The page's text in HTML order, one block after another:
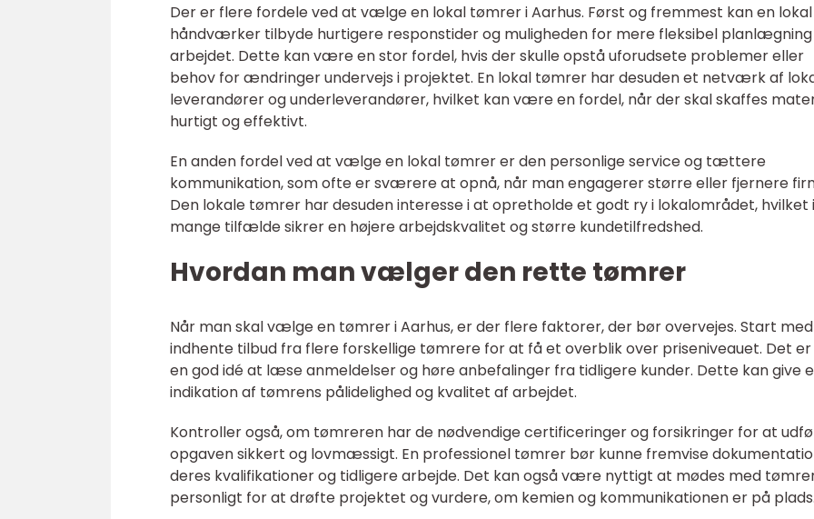
Der er flere fordele ved at vælge en lokal tømrer i Aarhus. Først og fremmest kan en lokal
håndværker tilbyde hurtigere responstider og muligheden for mere fleksibel
arbejdet. Dette kan være en stor fordel, hvis der skulle opstå uforudsete problemer eller
behov for ændringer undervejs i projektet. En lokal tømrer har desuden et netværk af
leverandører og underleverandører, hvilket kan være en fordel, når der skal skaffes
hurtigt og effektivt.
En anden fordel ved at vælge en lokal tømrer er den personlige service og tættere
kommunikation, som ofte er sværere at opnå, når man engagerer større eller fjernere
Den lokale tømrer har desuden interesse i at opretholde et godt ry i lokalområdet, hvilket i
mange tilfælde sikrer en højere arbejdskvalitet og større kundetilfredshed.
Hvordan man vælger den rette tømrer
Når man skal vælge en tømrer i Aarhus, er der flere faktorer, der bør overvejes. Start
indhente tilbud fra flere forskellige tømrere for at få et overblik over priseniveauet. Det er
en god idé at læse anmeldelser og høre anbefalinger fra tidligere kunder. Dette kan give
indikation af tømrens pålidelighed og kvalitet af arbejdet.
Kontroller også, om tømreren har de nødvendige certificeringer og forsikringer for at
opgaven sikkert og lovmæssigt. En professionel tømrer bør kunne fremvise
deres kvalifikationer og tidligere arbejde. Det kan også være nyttigt at mødes med
personligt for at drøfte projektet og vurdere, om kemien og kommunikationen er på